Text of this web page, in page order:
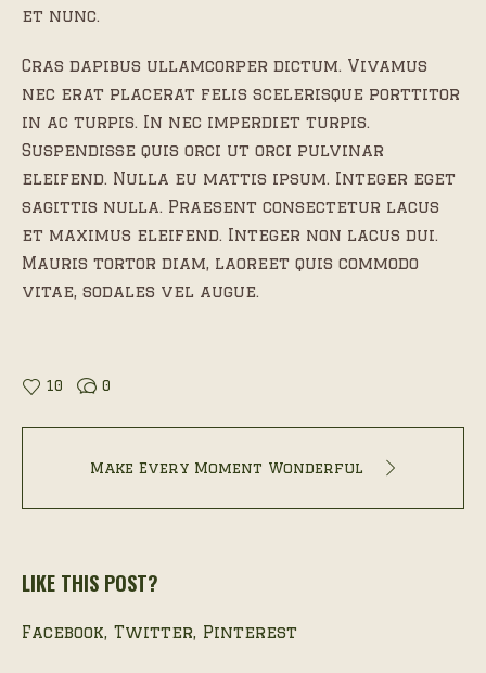
et nunc.
Cras dapibus ullamcorper dictum. Vivamus
nec erat placerat felis scelerisque porttitor
in ac turpis. In nec imperdiet turpis.
Suspendisse quis orci ut orci pulvinar
eleifend. Nulla eu mattis ipsum. Integer eget
sagittis nulla. Praesent consectetur lacus
et maximus eleifend. Integer non lacus dui.
Mauris tortor diam, laoreet quis commodo
vitae, sodales vel augue.
10 0
Make Every Moment Wonderful
LIKE THIS POST?
Facebook Twitter Pinterest